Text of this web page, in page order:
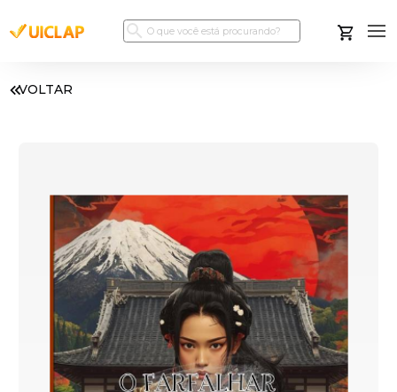
VOLTAR